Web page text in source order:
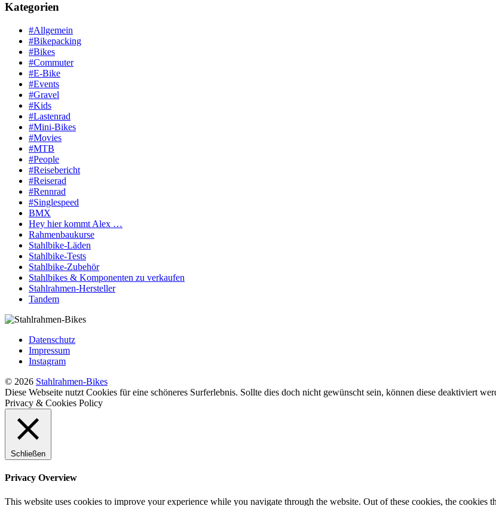
Kategorien
#Allgemein
#Bikepacking
#Bikes
#Commuter
#E-Bike
#Events
#Gravel
#Kids
#Lastenrad
#Mini-Bikes
#Movies
#MTB
#People
#Reisebericht
#Reiserad
#Rennrad
#Singlespeed
BMX
Hey hier kommt Alex …
Rahmenbaukurse
Stahlbike-Läden
Stahlbike-Tests
Stahlbike-Zubehör
Stahlbikes & Komponenten zu verkaufen
Stahlrahmen-Hersteller
Tandem
Datenschutz
Impressum
Instagram
© 2026 Stahlrahmen-Bikes
Diese Webseite nutzt Cookies für eine schöneres Surferlebnis. Sollte dies doch nicht gewünscht sein, können diese deaktiviert
Privacy & Cookies Policy
Schließen
Privacy Overview
This website uses cookies to improve your experience while you navigate through the website. Out of these cookies, the cookies